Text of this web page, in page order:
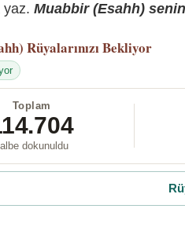
yaz. Muabbir (Esahh)
Rüyalarınızı Bekliyor
Toplam
dokunuldu